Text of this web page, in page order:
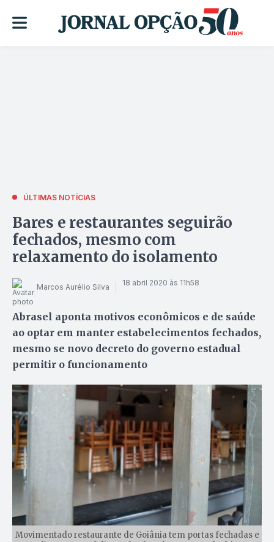
ÚLTIMAS NOTÍCIAS
Bares e restaurantes seguirão
fechados, mesmo com
relaxamento do isolamento
Marcos Aurélio Silva 18 abril 2020 às 11h58
Abrasel aponta motivos econômicos e de saúde
ao optar em manter estabelecimentos fechados,
mesmo se novo decreto do governo estadual
permitir o funcionamento
Movimentado restaurante de Goiânia tem portas fechadas e